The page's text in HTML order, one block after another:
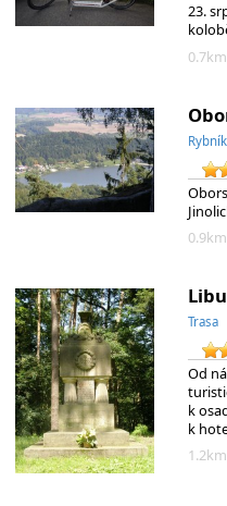
23.
0.7km
Rybník
0.9km
Trasa
Od
k
k
1.2km